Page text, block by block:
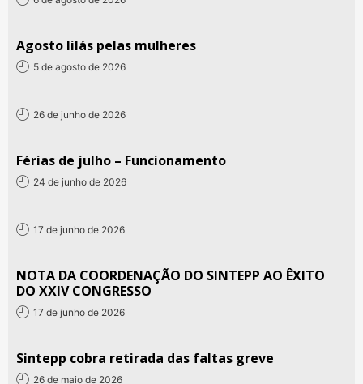
Agosto lilás pelas mulheres
5 de agosto de 2026
26 de junho de 2026
Férias de julho – Funcionamento
24 de junho de 2026
17 de junho de 2026
NOTA DA COORDENAÇÃO DO SINTEPP AO ÊXITO
DO XXIV CONGRESSO
17 de junho de 2026
Sintepp cobra retirada das faltas greve
26 de maio de 2026